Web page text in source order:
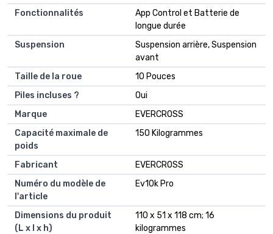
Fonctionnalités
‎App Control et Batterie de
longue durée
Suspension
‎Suspension arrière, Suspension
avant
Taille de la roue
‎10 Pouces
Piles incluses ?
‎Oui
Marque
‎EVERCROSS
Capacité maximale de
poids
‎150 Kilogrammes
Fabricant
‎EVERCROSS
Numéro du modèle de
l'article
‎Ev10k Pro
Dimensions du produit
(L x l x h)
‎110 x 51 x 118 cm; 16
kilogrammes